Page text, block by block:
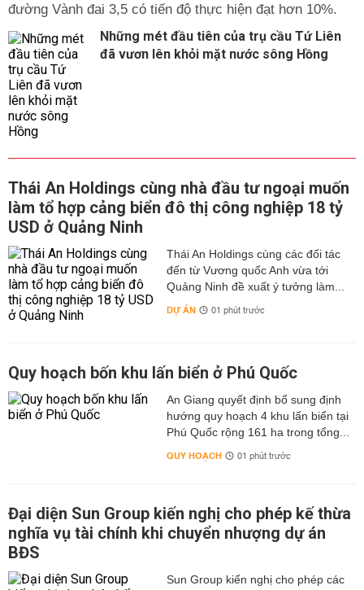
đường Vành đai 3,5 có tiến độ thực hiện đạt hơn 10%.
Những mét đầu tiên của trụ cầu Tứ Liên
đã vươn lên khỏi mặt nước sông Hồng
Thái An Holdings cùng nhà đầu tư ngoại muốn
làm tổ hợp cảng biển đô thị công nghiệp 18 tỷ
USD ở Quảng Ninh
Thái An Holdings cùng các đối tác
đến từ Vương quốc Anh vừa tới
Quảng Ninh đề xuất ý tưởng làm...
DỰ ÁN 01 phút trước
Quy hoạch bốn khu lấn biển ở Phú Quốc
An Giang quyết định bổ sung định
hướng quy hoạch 4 khu lấn biển tại
Phú Quốc rộng 161 ha trong tổng...
QUY HOẠCH 01 phút trước
Đại diện Sun Group kiến nghị cho phép kế thừa
nghĩa vụ tài chính khi chuyển nhượng dự án
BĐS
Sun Group kiến nghị cho phép các